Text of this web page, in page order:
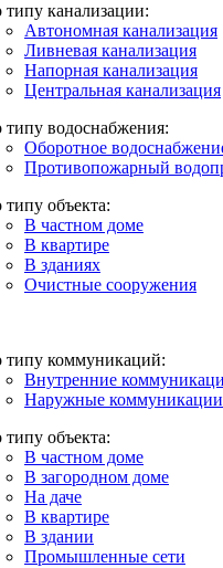
канализации:
Автономная канализация
Ливневая канализация
Напорная канализация
Центральная канализация
водоснабжения:
Оборотное
Противопожарный
объекта:
В частном доме
В квартире
В зданиях
Очистные сооружения
типу коммуникаций:
Внутренние
Наружные коммуникации
объекта:
В частном доме
В загородном доме
На даче
В квартире
В здании
Промышленные сети